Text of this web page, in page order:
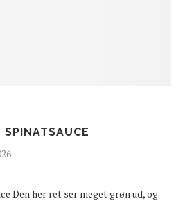
Den her ret ser meget grøn ud, og